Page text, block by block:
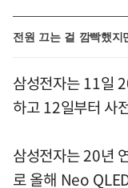
전원 끄는 걸 깜빡했지
삼성전자는 11일
하고 12일부터 사
삼성전자는 20년
로 올해 Neo